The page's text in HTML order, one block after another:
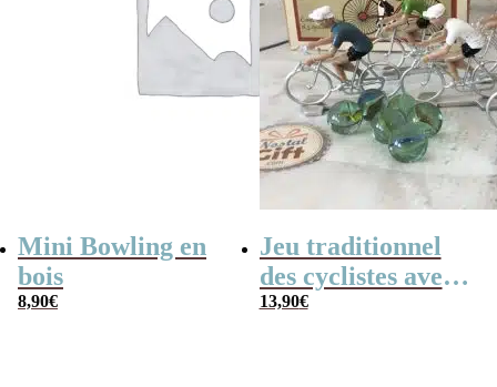
Mini Bowling en
bois
8,90€
Jeu traditionnel
des cyclistes avec
billes – billes et
13,90€